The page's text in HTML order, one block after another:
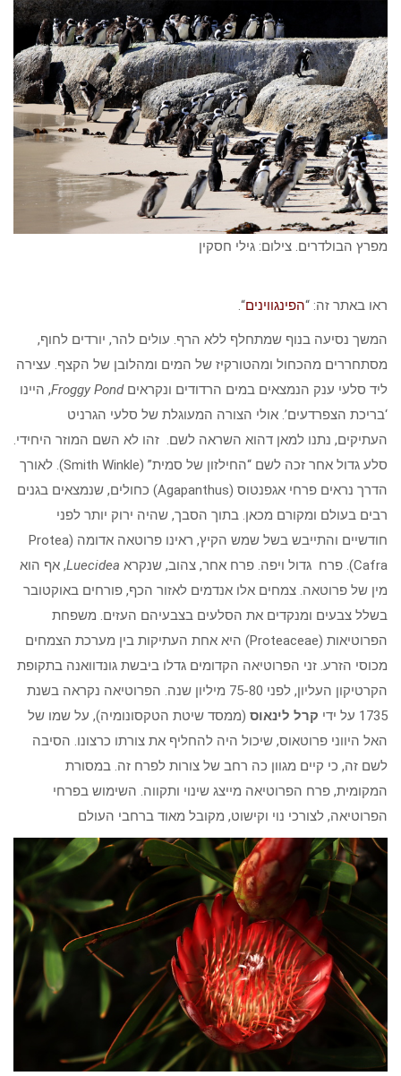
מפרץ הבולדרים. צילום: גילי חסקין
ראו באתר זה: “הפינגווינים“.
המשך נסיעה בנוף שמתחלף ללא הרף. עולים להר, יורדים לחוף,
מסתחררים מהכחול ומהטורקיז של המים ומהלובן של הקצף. עצירה
ליד סלעי ענק הנמצאים במים הרדודים ונקראיםFroggy Pond, היינו
‘בריכת הצפרדעים’. אולי הצורה המעוגלת של סלעי הגרניט
העתיקים, נתנו למאן דהוא השראה לשם. זהו לא השם המוזר היחידי.
סלע גדול אחר זכה לשם “החילזון של סמית” (Smith Winkle). לאורך
הדרך נראים פרחי אגפנטוס (Agapanthus) כחולים, שנמצאים בגנים
רבים בעולם ומקורם מכאן. בתוך הסבך, שהיה ירוק יותר לפני
חודשיים והתייבש בשל שמש הקיץ, ראינו פרוטאה אדומה (Protea
Cafra). פרח גדול ויפה. פרח אחר, צהוב, שנקרא
Luecidea, אף הוא
מין של פרוטאה. צמחים אלו אנדמים לאזור הכף, פורחים באוקטובר
בשלל צבעים ומנקדים את הסלעים בצבעיהם העזים. משפחת
הפרוטיאות (Proteaceae) היא אחת העתיקות בין מערכת הצמחים
מכוסי הזרע. זני הפרוטיאה הקדומים גדלו ביבשת גונדוואנה בתקופת
הקרטיקון העליון, לפני 75-80 מיליון שנה. הפרוטיאה נקראה בשנת
1735 על ידי
קרל לינאוס (ממסד שיטת הטקסונומיה), על שמו של
האל היווני פרוטאוס, שיכול היה להחליף את צורתו כרצונו. הסיבה
לשם זה, כי קיים מגוון כה רחב של צורות לפרח זה. במסורת
המקומית, פרח הפרוטיאה מייצג שינוי ותקווה. השימוש בפרחי
הפרוטיאה, לצורכי נוי וקישוט, מקובל מאוד ברחבי העולם